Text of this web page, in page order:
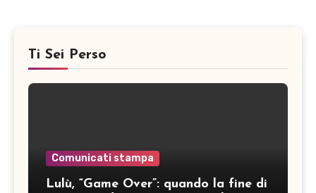
Ti Sei Perso
Comunicati stampa
Lulù, “Game Over”: quando la fine di